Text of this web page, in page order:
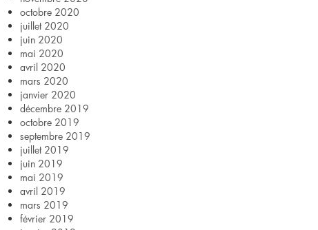
octobre 2020
juillet 2020
juin 2020
mai 2020
avril 2020
mars 2020
janvier 2020
décembre 2019
octobre 2019
septembre 2019
juillet 2019
juin 2019
mai 2019
avril 2019
mars 2019
février 2019